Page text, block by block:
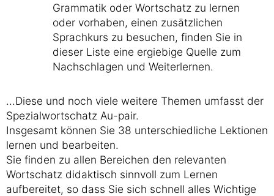
Grammatik oder Wortschatz zu lernen
oder vorhaben, einen zusätzlichen
Sprachkurs zu besuchen, finden Sie in
dieser Liste eine ergiebige Quelle zum
Nachschlagen und Weiterlernen.
...Diese und noch viele weitere Themen umfasst der
Spezialwortschatz Au-pair.
Insgesamt können Sie 38 unterschiedliche Lektionen
lernen und bearbeiten.
Sie finden zu allen Bereichen den relevanten
Wortschatz didaktisch sinnvoll zum Lernen
aufbereitet, so dass Sie sich schnell alles Wichtige